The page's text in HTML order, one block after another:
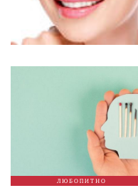
ЛЮБОПИТНО